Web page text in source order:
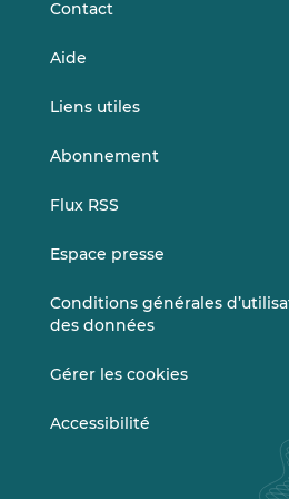
Contact
Aide
Liens utiles
Abonnement
Flux RSS
Espace presse
Conditions générales
des données
Gérer les cookies
Accessibilité